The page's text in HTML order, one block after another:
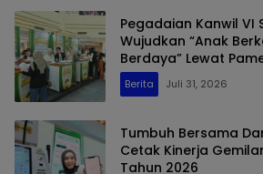
Pegadaian Kanwil VI
Wujudkan “Anak
Berdaya” Lewat
Bazar Emas
Berita Juli 31, 2026
Tumbuh Bersama
Cetak Kinerja
Tahun 2026